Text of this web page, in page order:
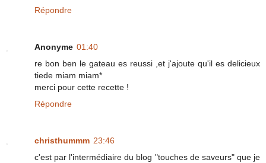
Répondre
Anonyme 01:40
re bon ben le gateau es reussi ,et j'ajoute qu'il es delicieux
tiede miam miam*
merci pour cette recette !
Répondre
christhummm 23:46
c'est par l'intermédiaire du blog "touches de saveurs" que je